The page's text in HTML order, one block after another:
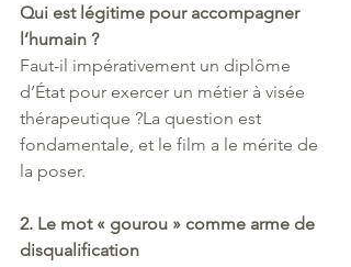
Qui est légitime pour accompagner
l’humain ?
Faut-il impérativement un diplôme
d’État pour exercer un métier à visée
thérapeutique ?La question est
fondamentale, et le film a le mérite de
la poser.
2. Le mot « gourou » comme arme de
disqualification